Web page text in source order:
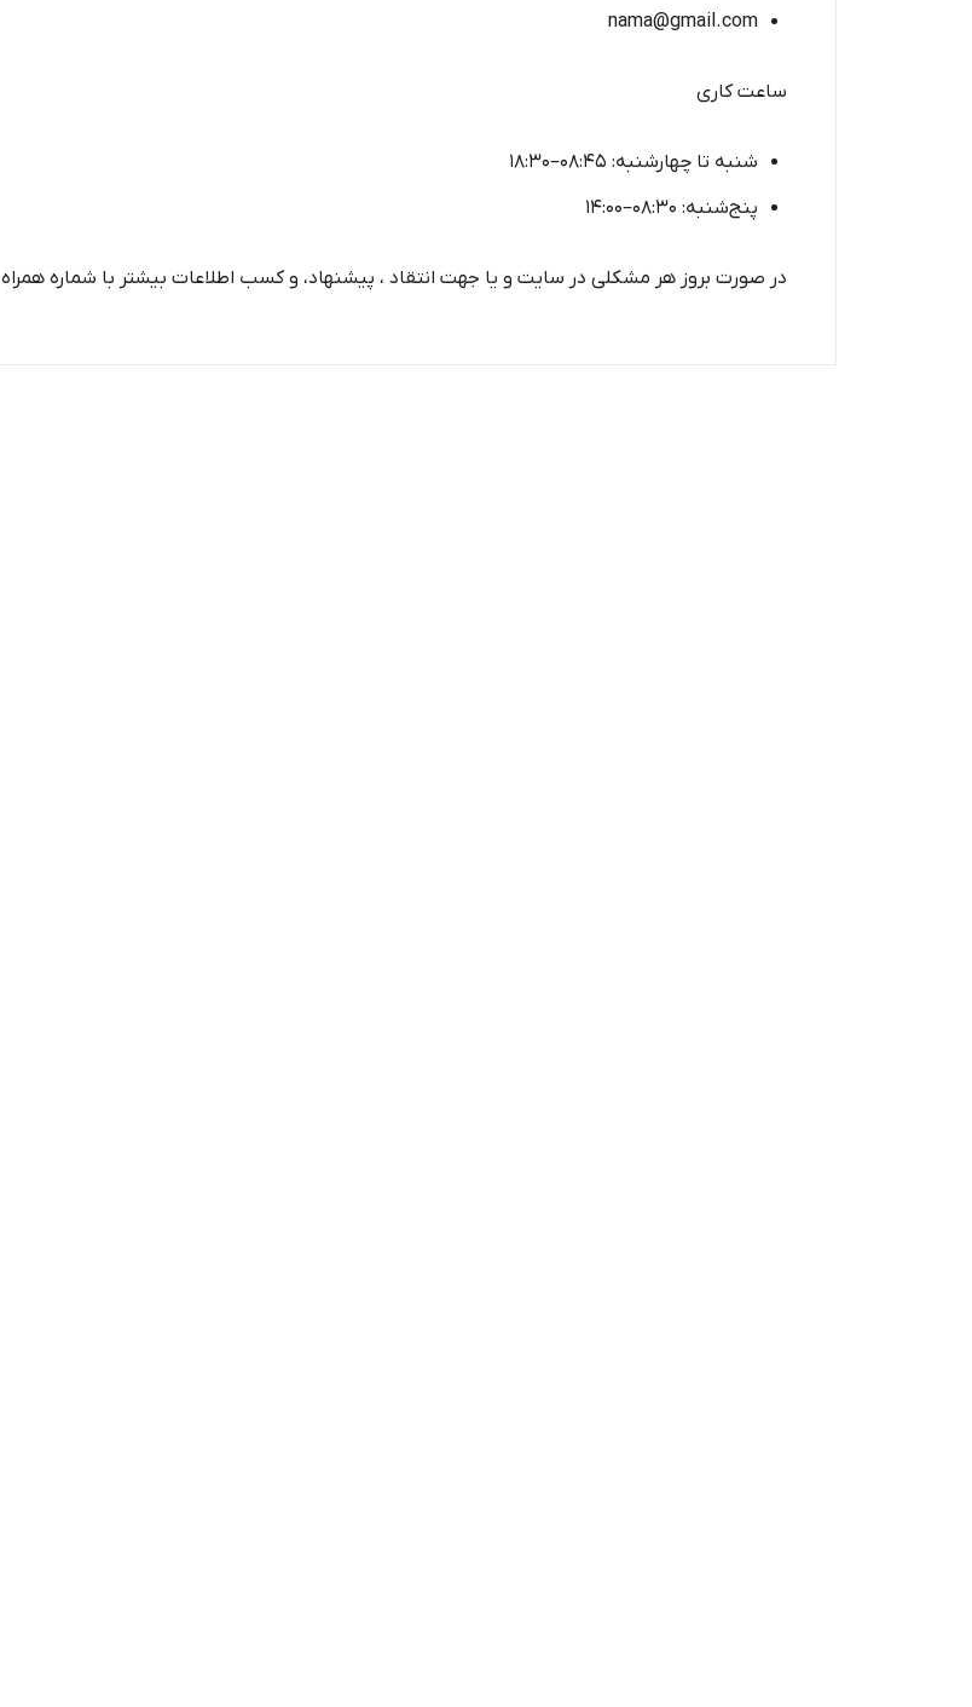
nama@gmail.com
ساعت کاری
شنبه تا چهارشنبه: 08:45–18:30
پنج‌شنبه: 08:30–14:00
در صورت بروز هر مشکلی در سایت و یا جهت انتقاد ، پیشنهاد، و کسب اطلاعات بیشتر با شماره همراه 09386798336 تماس بگیرید